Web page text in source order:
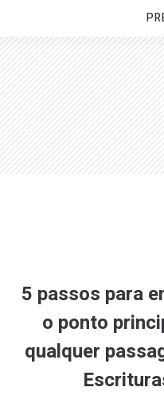
5 passos para
o ponto
qualquer